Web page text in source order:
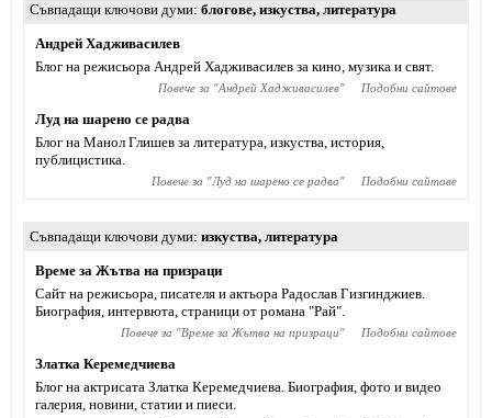
Съвпадащи ключови думи блогове, изкуства, литература
Андрей Хадживасилев
Блог на режисьора Андрей Хадживасилев за кино, музика и свят.
Повече за "Андрей Хадживасилев" Подобни сайтове
Луд на шарено се радва
Блог на Манол Глишев за литература, изкуства, история,
публицистика.
Повече за "Луд на шарено се радва" Подобни сайтове
Съвпадащи ключови думи изкуства, литература
Време за Жътва на призраци
Сайт на режисьора, писателя и актьора Радослав Гизгинджиев‎.
Биография, интервюта, страници от романа "Рай".
Повече за "Време за Жътва на призраци" Подобни сайтове
Златка Керемедчиева
Блог на актрисата Златка Керемедчиева. Биография, фото и видео
галерия, новини, статии и пиеси.